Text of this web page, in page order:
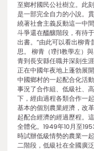
至鄉村國民公社樹立。此
是一部完全自力的小說。
繞著社會主義反動這一中
斗爭還在醞釀階段，有待
出書。”由此可以看出柳
思。 柳青（1對1教學左）
青到長安縣任職并深刻生
正在中國年夜地上蓬勃展
中國鄉村的一起配合化活
事況了合作組、低級社、
下，經由過程各類合作一
基本的個別農業經濟，改
起配合經濟的經過歷程。
全體化。1949年10月至
時試辦低級情勢的農業一
二階段，低級社在全國廣